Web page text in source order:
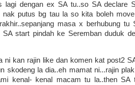
lagi dengan ex SA tu..so SA declare
nak putus bg tau la so kita boleh
masa x berhubung
start pindah ke Seremban duduk
ni kan rajin like dan komen kat post2
skodeng la dia..eh mamat ni...rajin
kenal- kenal macam tu la..then